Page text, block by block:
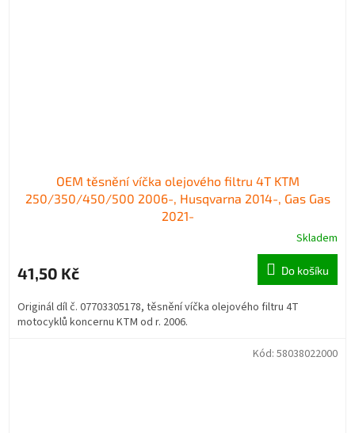
OEM těsnění víčka olejového filtru 4T KTM
250/350/450/500 2006-, Husqvarna 2014-, Gas Gas
2021-
Skladem
41,50 Kč Do košíku
Originál díl č. 07703305178, těsnění víčka olejového filtru 4T
motocyklů koncernu KTM od r. 2006.
Kód: 58038022000